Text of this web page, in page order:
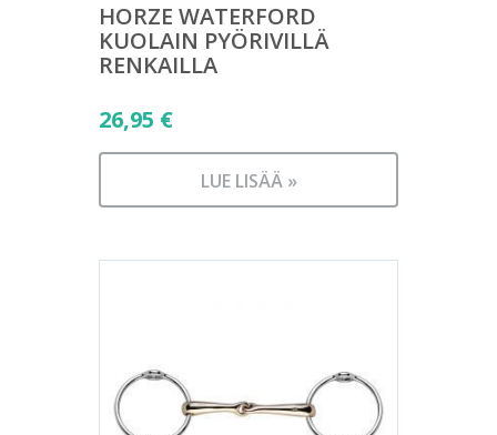
HORZE WATERFORD
KUOLAIN PYÖRIVILLÄ
RENKAILLA
26,95 €
LUE LISÄÄ »